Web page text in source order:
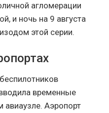
агломерации
и ночь на 9 августа
этой серии.
временные
авиаузле. Аэропорт